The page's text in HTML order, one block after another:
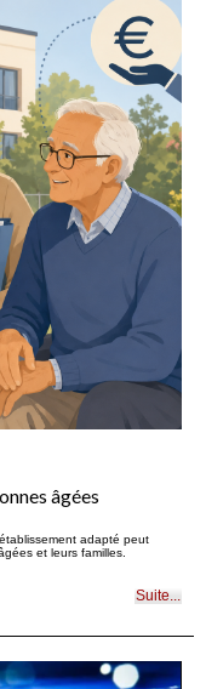
âgées
adapté peut
et leurs familles.
Suite...